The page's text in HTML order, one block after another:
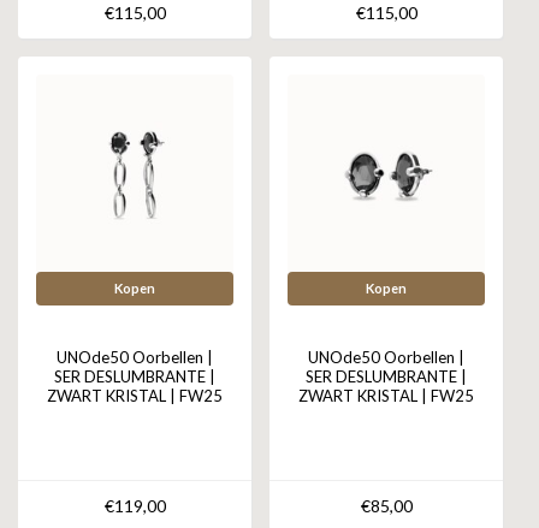
€115,00 €115,00
Kopen
UNOde50 Oorbellen |
SER DESLUMBRANTE |
ZWART KRISTAL | FW25
€119,00
Kopen
UNOde50 Oorbellen |
SER DESLUMBRANTE |
ZWART KRISTAL | FW25
€85,00